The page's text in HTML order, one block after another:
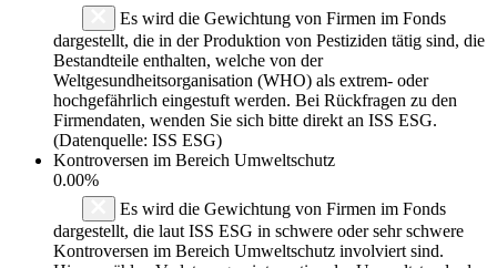
Es wird die Gewichtung von Firmen im Fonds
dargestellt, die in der Produktion von Pestiziden tätig sind, die
Bestandteile enthalten, welche von der
Weltgesundheitsorganisation (WHO) als extrem- oder
hochgefährlich eingestuft werden. Bei Rückfragen zu den
Firmendaten, wenden Sie sich bitte direkt an ISS ESG.
(Datenquelle: ISS ESG)
Kontroversen im Bereich Umweltschutz
0.00%
Es wird die Gewichtung von Firmen im Fonds
dargestellt, die laut ISS ESG in schwere oder sehr schwere
Kontroversen im Bereich Umweltschutz involviert sind.